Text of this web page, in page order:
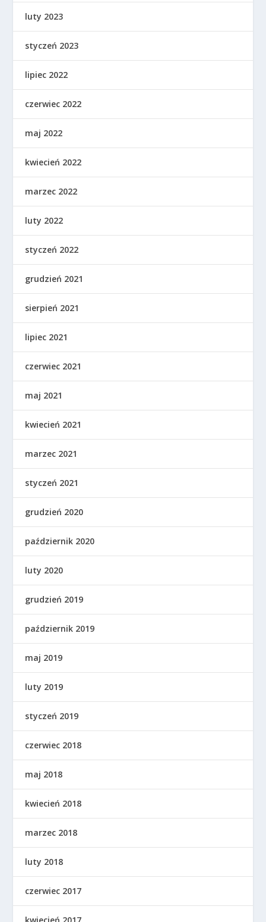
luty 2023
styczeń 2023
lipiec 2022
czerwiec 2022
maj 2022
kwiecień 2022
marzec 2022
luty 2022
styczeń 2022
grudzień 2021
sierpień 2021
lipiec 2021
czerwiec 2021
maj 2021
kwiecień 2021
marzec 2021
styczeń 2021
grudzień 2020
październik 2020
luty 2020
grudzień 2019
październik 2019
maj 2019
luty 2019
styczeń 2019
czerwiec 2018
maj 2018
kwiecień 2018
marzec 2018
luty 2018
czerwiec 2017